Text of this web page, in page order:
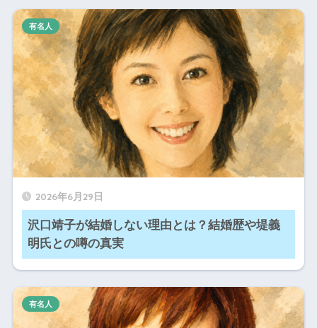
2026年6月29日
沢口靖子が結婚しない理由とは？結婚歴や堤義
明氏との噂の真実
有名人
有名人